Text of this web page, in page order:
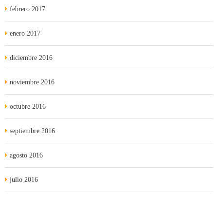
febrero 2017
enero 2017
diciembre 2016
noviembre 2016
octubre 2016
septiembre 2016
agosto 2016
julio 2016